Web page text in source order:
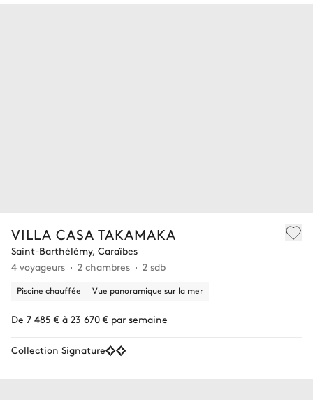
VILLA CASA TAKAMAKA
Saint-Barthélémy, Caraïbes
4 voyageurs
2 chambres 2 sdb
Piscine chauffée Vue panoramique sur la mer
De 7 485 € à 23 670 € par semaine
Collection Signature